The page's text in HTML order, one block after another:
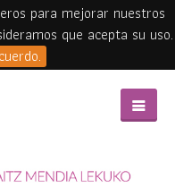
para mejorar nuestros
que acepta su uso.